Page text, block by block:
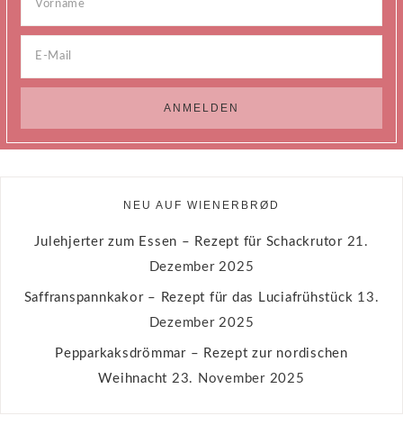
NEU AUF WIENERBRØD
Julehjerter zum Essen – Rezept für Schackrutor 21.
Dezember 2025
Saffranspannkakor – Rezept für das Luciafrühstück 13.
Dezember 2025
Pepparkaksdrömmar – Rezept zur nordischen
Weihnacht 23. November 2025